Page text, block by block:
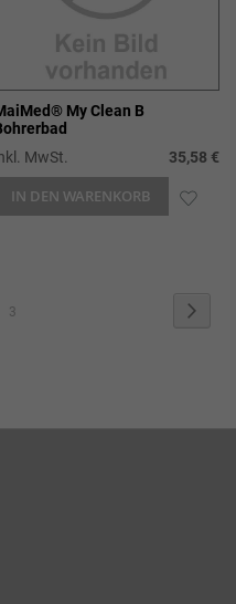
My Clean B
MwSt.
35,58 €
IN DEN WARENKORB ZUR
Seite
3